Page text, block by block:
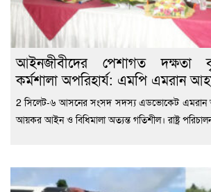
‎আইনজীবীদের পেশাগত দক্ষতা
কর্মশালা অপরিহার্য: এমপি এমরান
2 ‎সিলেট-৬ আসনের সংসদ সদস্য এডভোকেট এমরান
আয়কর আইন ও বিধিমালা অত্যন্ত গতিশীল। রাষ্ট্র